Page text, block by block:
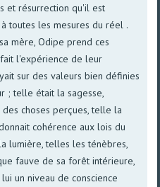
et résurrection qu'il est
toutes les mesures du réel .
mère, Odipe prend ces
l'expérience de leur
sur des valeurs bien définies
; telle était la sagesse,
choses perçues, telle la
cohérence aux lois du
lumière, telles les ténèbres,
fauve de sa forêt intérieure,
un niveau de conscience